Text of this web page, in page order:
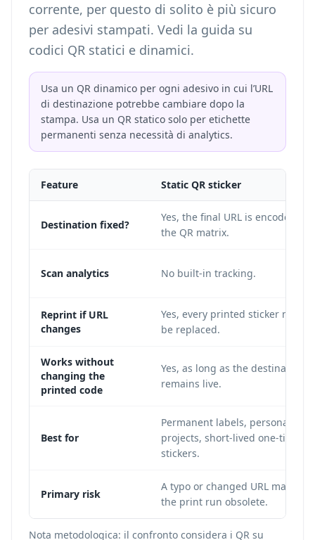
corrente, per questo di solito è più sicuro
per adesivi stampati. Vedi la guida su
codici QR statici e dinamici.
Usa un QR dinamico per ogni adesivo in cui l’URL
di destinazione potrebbe cambiare dopo la
stampa. Usa un QR statico solo per etichette
permanenti senza necessità di analytics.
Feature Static QR sticker
Destination fixed?
Yes, the final URL is encoded in
the QR matrix.
Scan analytics No built-in tracking.
Reprint if URL
changes
Yes, every printed sticker must
be replaced.
Works without
changing the
printed code
Yes, as long as the destination
remains live.
Best for
Permanent labels, personal
projects, short-lived one-time
stickers.
Primary risk
A typo or changed URL makes
the print run obsolete.
Nota metodologica: il confronto considera i QR su